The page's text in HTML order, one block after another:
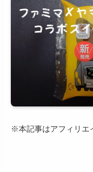
※本記事はアフィリエ